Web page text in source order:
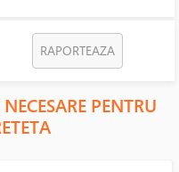
RAPORTEAZA
PENTRU